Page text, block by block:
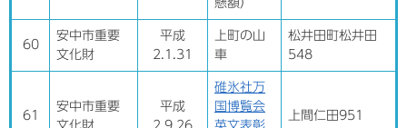
懸額）
60
安中市重要
文化財
平成
2.1.31
上町の山
車
松井田町松井田
548
61
安中市重要
文化財
平成
2.9.26
碓氷社万
国博覧会
英文表彰
上間仁田951